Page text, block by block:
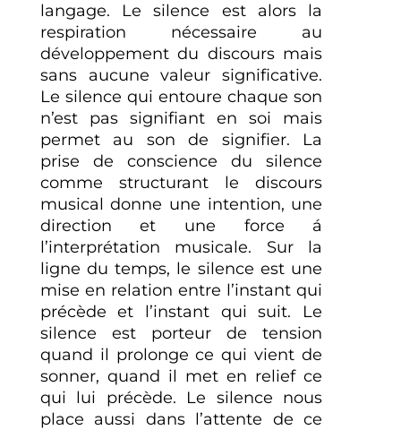
langage. Le silence est alors la
respiration nécessaire au
développement du discours mais
sans aucune valeur significative.
Le silence qui entoure chaque son
n’est pas signifiant en soi mais
permet au son de signifier. La
prise de conscience du silence
comme structurant le discours
musical donne une intention, une
direction et une force á
l’interprétation musicale. Sur la
ligne du temps, le silence est une
mise en relation entre l’instant qui
précède et l’instant qui suit. Le
silence est porteur de tension
quand il prolonge ce qui vient de
sonner, quand il met en relief ce
qui lui précède. Le silence nous
place aussi dans l’attente de ce